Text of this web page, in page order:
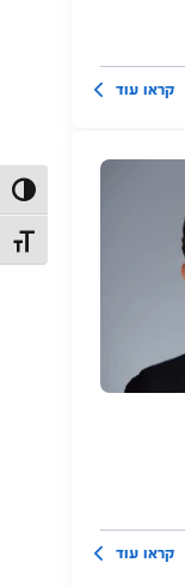
מתג
קראו עוד
קראו עוד